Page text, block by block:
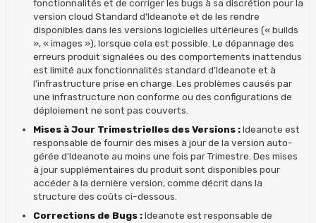
fonctionnalités et de corriger les bugs à sa discrétion pour la
version cloud Standard d'Ideanote et de les rendre
disponibles dans les versions logicielles ultérieures (« builds
», « images »), lorsque cela est possible. Le dépannage des
erreurs produit signalées ou des comportements inattendus
est limité aux fonctionnalités standard d'Ideanote et à
l'infrastructure prise en charge. Les problèmes causés par
une infrastructure non conforme ou des configurations de
déploiement ne sont pas couverts.
Mises à Jour Trimestrielles des Versions :Ideanote est
responsable de fournir des mises à jour de la version auto-
gérée d'Ideanote au moins une fois par Trimestre. Des mises
à jour supplémentaires du produit sont disponibles pour
accéder à la dernière version, comme décrit dans la
structure des coûts ci-dessous.
Corrections de Bugs :Ideanote est responsable de